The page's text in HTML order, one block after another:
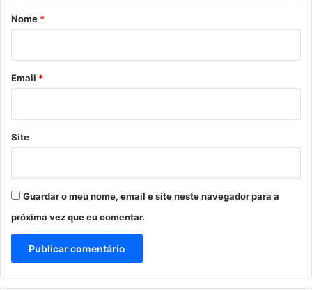
r
*
Nome *
Email *
Site
Guardar o meu nome, email e site neste navegador para a
próxima vez que eu comentar.